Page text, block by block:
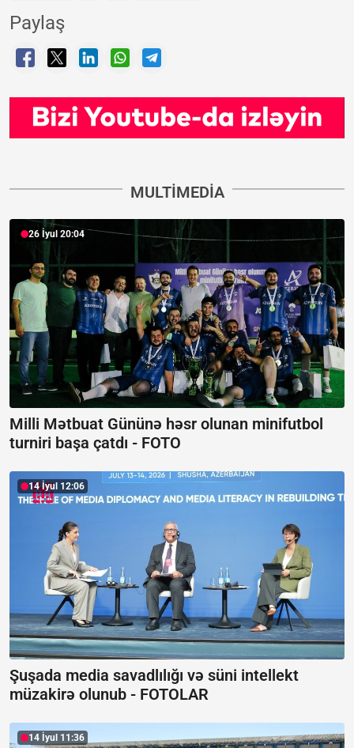
Paylaş
MULTIMEDIA
26 İyul 20:04
Milli Mətbuat Gününə həsr olunan minifutbol
turniri başa çatdı - FOTO
14 İyul 12:06
Şuşada media savadlılığı və süni intellekt
müzakirə olunub - FOTOLAR
14 İyul 11:36